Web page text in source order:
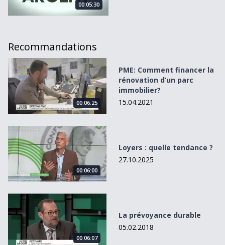
00:05:30
Recommandations
PME: Comment financer la rénovation d’un parc
00:06:25
PME: Comment financer la
rénovation d’un parc
immobilier?
15.04.2021
Loyers : quelle tendance ?
00:06:00
Loyers : quelle tendance ?
27.10.2025
La prévoyance durable
00:06:07
La prévoyance durable
05.02.2018